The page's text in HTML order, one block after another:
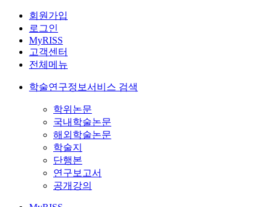
회원가입
로그인
MyRISS
고객센터
전체메뉴
학술연구정보서비스 검색
학위논문
국내학술논문
해외학술논문
학술지
단행본
연구보고서
공개강의